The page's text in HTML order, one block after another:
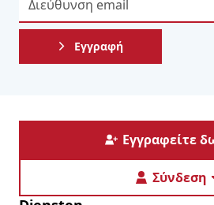
Εγγραφή
Εγγραφείτε
Σύνδεση